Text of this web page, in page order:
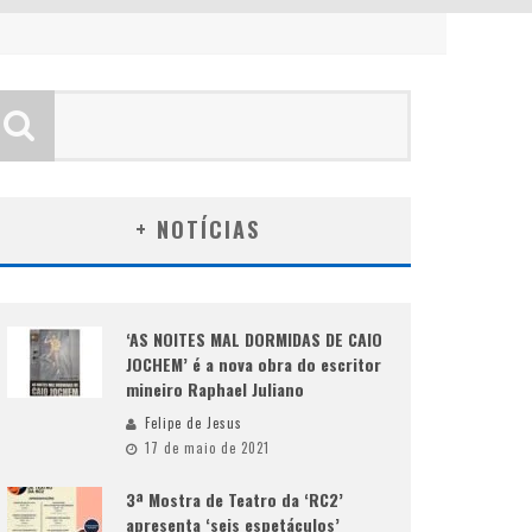
+ NOTÍCIAS
‘AS NOITES MAL DORMIDAS DE CAIO
JOCHEM’ é a nova obra do escritor
mineiro Raphael Juliano
Felipe de Jesus
17 de maio de 2021
3ª Mostra de Teatro da ‘RC2’
apresenta ‘seis espetáculos’